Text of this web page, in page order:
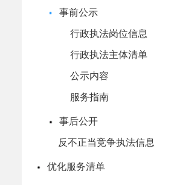
事前公示
行政执法岗位信息
行政执法主体清单
公示内容
服务指南
事后公开
反不正当竞争执法信息
优化服务清单